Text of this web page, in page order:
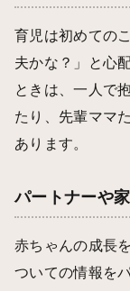
育児は初めての
夫かな？」と心
ときは、一人で
たり、先輩ママ
あります。
パートナーや
赤ちゃんの成長
ついての情報を